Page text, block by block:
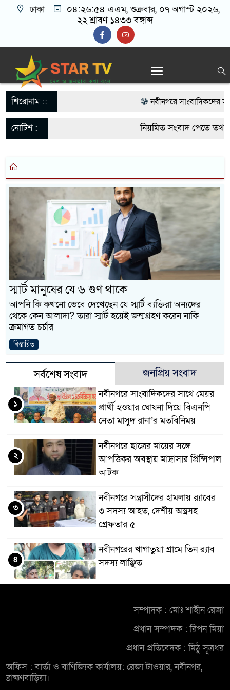
ঢাকা ০৪:২৬:৫৪ এএম, শুক্রবার, ০৭ অগাস্ট ২০২৬,
২২ শ্রাবণ ১৪৩৩ বঙ্গাব্দ
শিরোনাম ::
নবীনগরে সাংবাদিকদের
বিএনপি নেতা মাসুদ রানা’র
নবীনগরে সন্ত্রাসীদের
গ্রেফতার ৫
নবীনগরের খাগাতুয়া গ্রামে
নবীনগরে ভাইয়ের আঘাতে
ছোট ভাই গ্রেফতার
নবীনগরে অটোরিকশা
প্রধান আসামি
নবীনগরে ধান মাড়াই
নবীনগরে জনবান্ধব তিন
মান্নান
নোটিশ :
নিয়মিত সংবাদ পেতে
স্মার্ট মানুষের যে ৬ গুণ থাকে
আপনি কি কখনো ভেবে দেখেছেন যে স্মার্ট ব্যক্তিরা অন্যদের
থেকে কেন আলাদা? তারা স্মার্ট হয়েই জন্মগ্রহণ করেন নাকি
ক্রমাগত চর্চার
বিস্তারিত
সর্বশেষ সংবাদ জনপ্রিয় সংবাদ
নবীনগরে সাংবাদিকদের সাথে মেয়র
প্রার্থী হওয়ার ঘোষনা দিয়ে বিএনপি
নেতা মাসুদ রানা’র মতবিনিময়
১
নবীনগরে ছাত্রের মায়ের সঙ্গে
আপত্তিকর অবস্থায় মাদ্রাসার প্রিন্সিপাল
আটক
২
নবীনগরে সন্ত্রাসীদের হামলায় র‍্যাবের
৩ সদস্য আহত, দেশীয় অস্ত্রসহ
গ্রেফতার ৫
৩
নবীনগরের খাগাতুয়া গ্রামে তিন র‍্যাব
সদস্য লাঞ্ছিত
৪
মৃত্যু; হত্যা মামলায় অভিযুক্ত ছোট
নিয়োমিত অফিস করেন না নবীনগর
পৌরসভার নির্বাহী কর্মকর্তা
সম্পাদক : মোঃ শাহীন রেজা
প্রধান সম্পাদক : রিপন মিয়া
প্রধান প্রতিবেদক : মিঠু সূত্রধর
অফিস : বার্তা ও বাণিজ্যিক কার্যালয়: রেজা টাওয়ার, নবীনগর,
ব্রাহ্মণবাড়িয়া।